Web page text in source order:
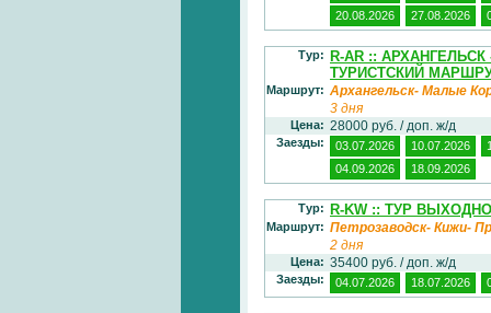
20.08.2026
27.08.2026
Тур:
R-AR ::
ТУРИСТСКИЙ
Маршрут: Архангельск- Малые
3 дня
Цена: 28000 руб. / доп. ж/д
Заезды: 03.07.2026 10.07.2026
04.09.2026
18.09.2026
Тур: R-KW :: ТУР
Маршрут: Петрозаводск- Кижи-
2 дня
Цена: 35400 руб. / доп. ж/д
Заезды: 04.07.2026 18.07.2026